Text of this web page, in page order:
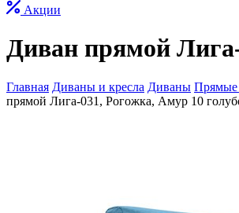
Акции
Диван прямой
Главная Диваны и кресла Диваны
прямой Лига-031, Рогожка, Амур 10